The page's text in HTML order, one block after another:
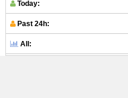
Today:
Past 24h:
All: